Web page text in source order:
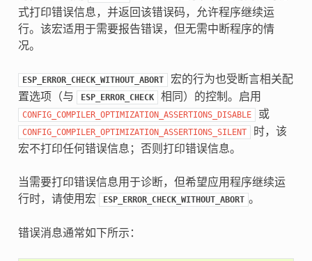
式打印错误信息，并返回该错误码，允许程序继续运
行。该宏适用于需要报告错误，但无需中断程序的情
况。
ESP_ERROR_CHECK_WITHOUT_ABORT
宏的行为也受断言相关配
置选项（与
ESP_ERROR_CHECK 相同）的控制。启用
CONFIG_COMPILER_OPTIMIZATION_ASSERTIONS_DISABLE 或
CONFIG_COMPILER_OPTIMIZATION_ASSERTIONS_SILENT
时，该
宏不打印任何错误信息；否则打印错误信息。
当需要打印错误信息用于诊断，但希望应用程序继续运
行时，请使用宏
ESP_ERROR_CHECK_WITHOUT_ABORT 。
错误消息通常如下所示：